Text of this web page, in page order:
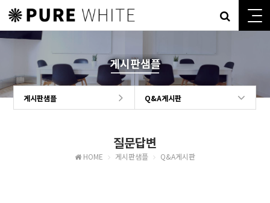
게시판샘플
게시판샘플 Q&A게시판
질문답변
HOME 게시판샘플 Q&A게시판